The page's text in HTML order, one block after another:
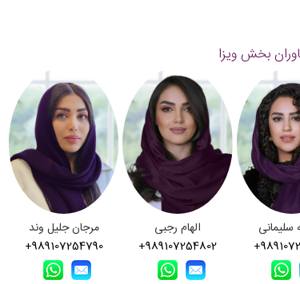
بخش ویزا
سلیمانی
الهام رجبی
+989107254802
مرجان جلیل وند
+989107254790